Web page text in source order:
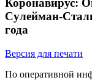
Коронавирус:
Сулейман-
года
Версия для печати
По оперативной